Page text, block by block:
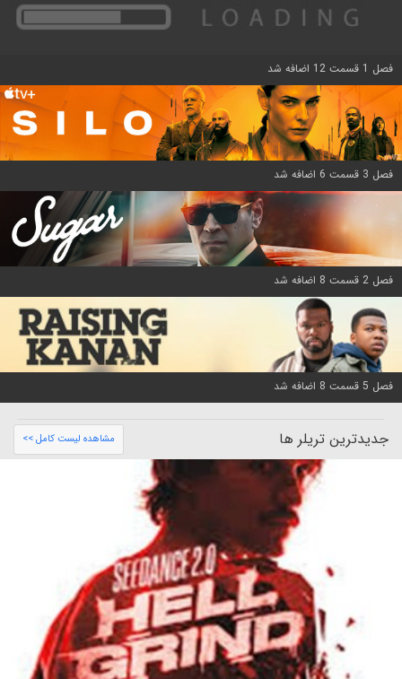
فصل 1 قسمت 12 اضافه شد
فصل 3 قسمت 6 اضافه شد
فصل 2 قسمت 8 اضافه شد
فصل 5 قسمت 8 اضافه شد
جدیدترین تریلر ها مشاهده لیست کامل >>